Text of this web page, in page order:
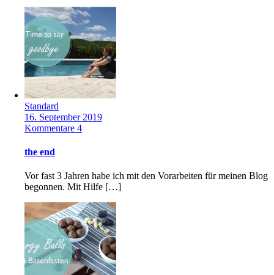
Standard
16. September 2019
Kommentare 4
the end
Vor fast 3 Jahren habe ich mit den Vorarbeiten für meinen Blog
begonnen. Mit Hilfe […]